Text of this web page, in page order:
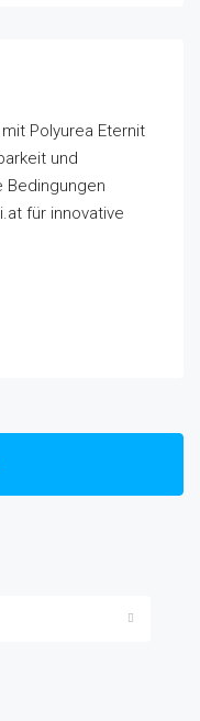
Polyurea Eternit
und
Bedingungen
für innovative